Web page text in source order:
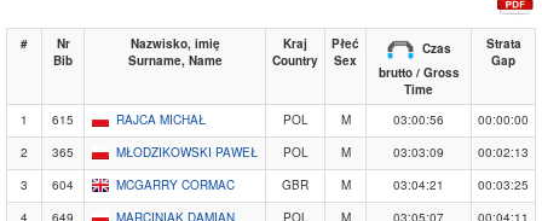
#
Nr
Bib
Nazwisko, imię
Surname, Name
Kraj
Country
Płeć
Sex
Czas
brutto / Gross
Time
Strata
Gap
1 615 RAJCA MICHAŁ POL M 03:00:56
00:00:00
2
365 MŁODZIKOWSKI PAWEŁ POL M 03:03:09
00:02:13
3
604 MCGARRY CORMAC GBR M 03:04:21
00:03:25